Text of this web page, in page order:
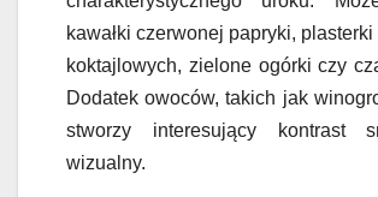
kawałki czerwonej papryki,
koktajlowych, zielone ogórki czy
Dodatek owoców, takich jak
stworzy interesujący kontrast
wizualny.